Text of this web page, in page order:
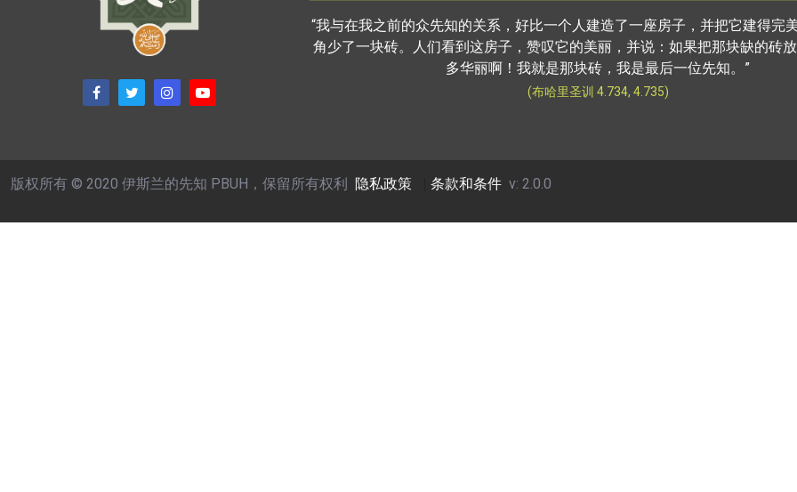
“我与在我之前的众先知的关系，好比一个人建造了一座房子，并把它建得完
角少了一块砖。人们看到这房子，赞叹它的美丽，并说：如果把那块缺的砖
多华丽啊！我就是那块砖，我是最后一位先知。”
(布哈里圣训 4.734, 4.735)
版权所有 © 2020 伊斯兰的先知 PBUH，保留所有权利 隐私政策 条款和条件 v: 2.0.0